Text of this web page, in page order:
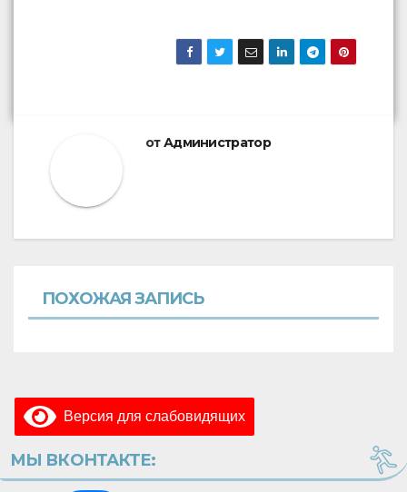
отАдминистратор
ПОХОЖАЯ ЗАПИСЬ
Версия для слабовидящих
МЫ ВКОНТАКТЕ: